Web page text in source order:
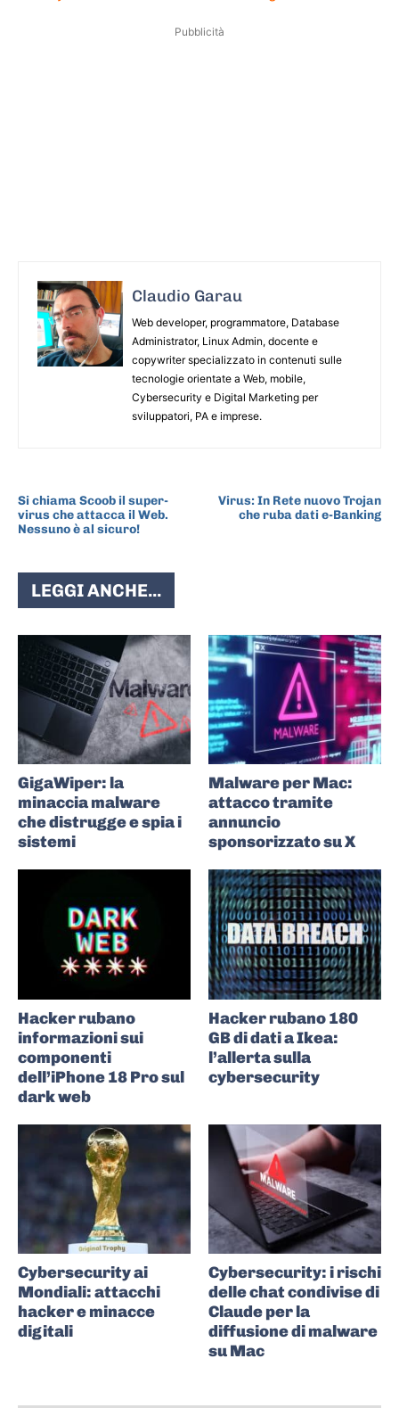
Pubblicità
Claudio Garau
Web developer, programmatore, Database
Administrator, Linux Admin, docente e
copywriter specializzato in contenuti sulle
tecnologie orientate a Web, mobile,
Cybersecurity e Digital Marketing per
sviluppatori, PA e imprese.
Si chiama Scoob il super-
virus che attacca il Web.
Nessuno è al sicuro!
Virus: In Rete nuovo Trojan
che ruba dati e-Banking
LEGGI ANCHE...
GigaWiper: la
minaccia malware
che distrugge e spia i
sistemi
Malware per Mac:
attacco tramite
annuncio
sponsorizzato su X
Hacker rubano
informazioni sui
componenti
dell’iPhone 18 Pro sul
dark web
Hacker rubano 180
GB di dati a Ikea:
l’allerta sulla
cybersecurity
Cybersecurity ai
Mondiali: attacchi
hacker e minacce
digitali
Cybersecurity: i rischi
delle chat condivise di
Claude per la
diffusione di malware
su Mac